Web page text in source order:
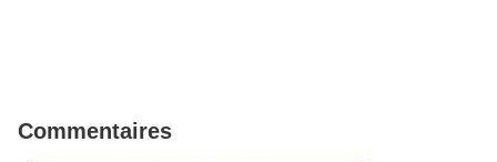
Commentaires